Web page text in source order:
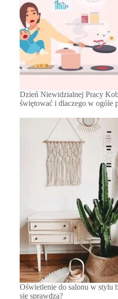
Dzień Niewidzialnej Pracy
świętować i dlaczego w ogóle
Oświetlenie do salonu w stylu
się sprawdzą?